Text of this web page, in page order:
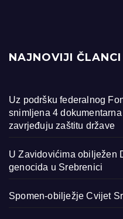
NAJNOVIJI ČLANCI
Uz podršku federalnog
snimljena 4
zavrjeđuju zaštitu države
U Zavidovićima obilježen
genocida u Srebrenici
Spomen-obilježje Cvijet